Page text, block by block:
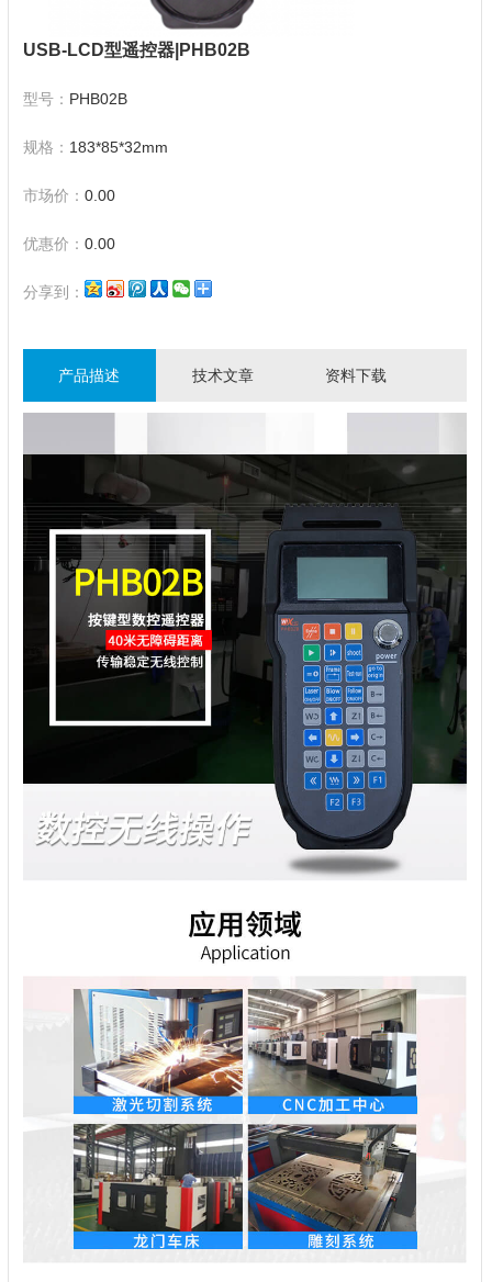
USB-LCD型遥控器|PHB02B
型号： PHB02B
规格： 183*85*32mm
市场价： 0.00
优惠价： 0.00
分享到：
产品描述 技术文章 资料下载